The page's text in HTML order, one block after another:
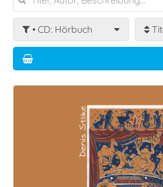
Mallets
Play-Along
• CD: Hörbuch